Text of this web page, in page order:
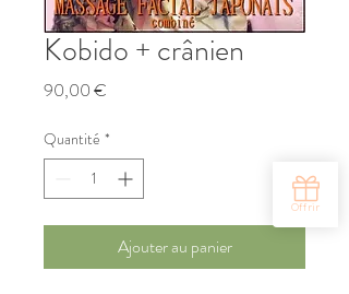
Kobido + crânien
90,00 €
Quantité *
Ajouter au panier